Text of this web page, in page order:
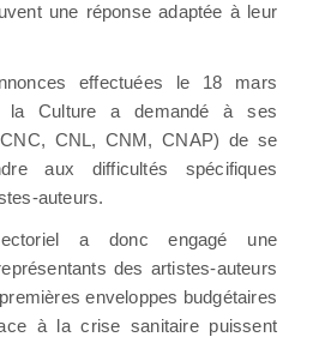
une réponse adaptée à leur
effectuées le 18 mars
la Culture a demandé à ses
CNL, CNM, CNAP) de se
aux difficultés spécifiques
auteurs.
a donc engagé une
des artistes-auteurs
enveloppes budgétaires
à la crise sanitaire puissent